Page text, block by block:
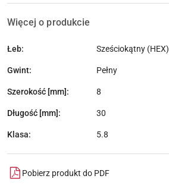
Więcej o produkcie
Łeb: Sześciokątny (HEX)
Gwint: Pełny
Szerokość [mm]: 8
Długość [mm]: 30
Klasa: 5.8
Pobierz produkt do PDF